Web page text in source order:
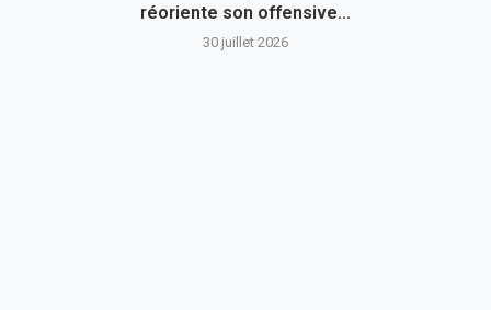
réoriente son offensive...
30 juillet 2026